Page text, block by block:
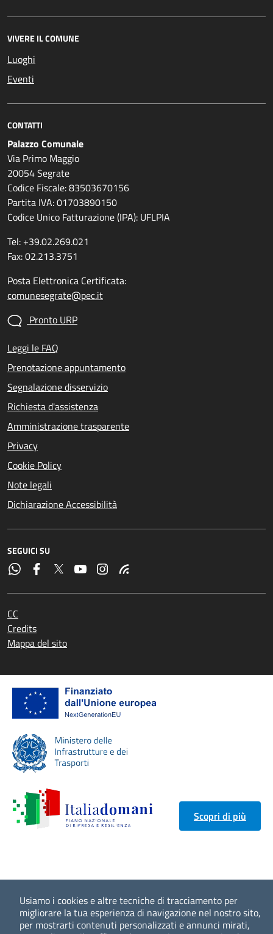
Usiamo i cookies e altre tecniche di tracciamento per
migliorare la tua esperienza di navigazione nel nostro sito,
per mostrarti contenuti personalizzati e annunci mirati,
VIVERE IL COMUNE
Luoghi
Eventi
CONTATTI
Palazzo Comunale
Via Primo Maggio
20054 Segrate
Codice Fiscale: 83503670156
Partita IVA: 01703890150
Codice Unico Fatturazione (IPA): UFLPIA
Tel: +39.02.269.021
Fax: 02.213.3751
Posta Elettronica Certificata:
comunesegrate@pec.it
Pronto URP
Leggi le FAQ
Prenotazione appuntamento
Segnalazione disservizio
Richiesta d'assistenza
Amministrazione trasparente
Privacy
Cookie Policy
Note legali
Dichiarazione Accessibilità
SEGUICI SU
CC
Credits
Mappa del sito
Scopri di più